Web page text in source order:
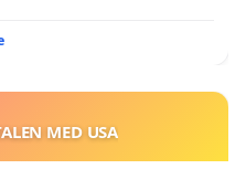
MED USA